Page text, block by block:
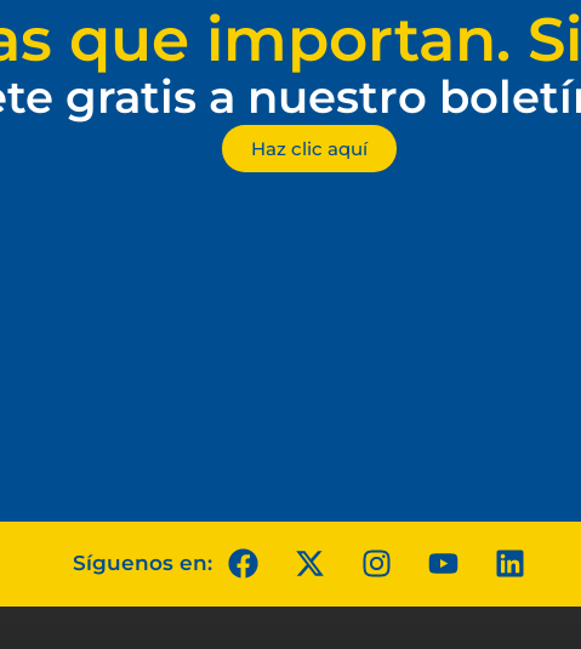
que importan.
gratis a nuestro
Haz clic aquí
Síguenos en: